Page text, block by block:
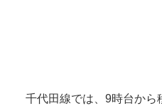
千代田線では、9時台から